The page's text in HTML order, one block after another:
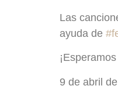
Las
ayuda de
9 de abril